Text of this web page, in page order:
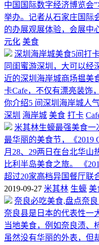
中国国际数字经济博览会
举办。记者从石家庄国际
的办展观展体验，会展中
元化 美食
深圳海岸城美食5间打
同闺蜜游深圳，大可以经
近的深圳海岸城商场揾美
卡Cafe，不仅有漂亮装饰
你介绍5 间深圳海岸城人
深圳
海岸城 美食 打卡
米其林生蠔最强美食一
最华丽的美食节，《2019
月28、29两日在台北华山
比利半岛美食之旅。 《
超过20家高档异国餐厅联
2019-09-27 米其林 生蠔 美
奈良必吃美食,盘点奈
奈良县是日本的代表性一
当地美食，例如奈良渍、
虽然没有华丽的外表，但